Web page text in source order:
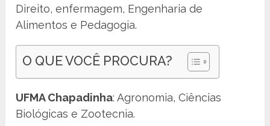
Direito, enfermagem, Engenharia de
Alimentos e Pedagogia.
O QUE VOCÊ PROCURA?
UFMA Chapadinha: Agronomia, Ciências
Biológicas e Zootecnia.